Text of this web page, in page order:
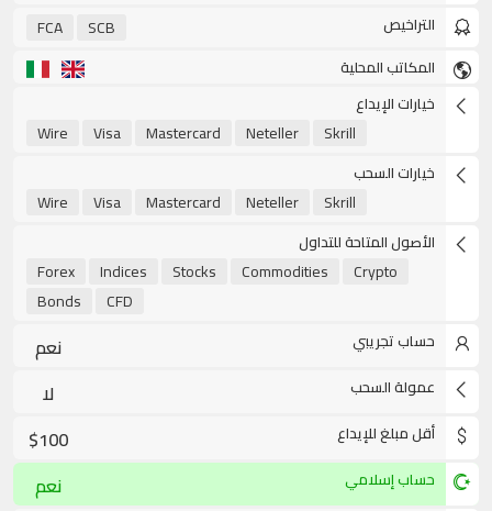
التراخيص FCA SCB
المكاتب المحلية
خيارات الإيداع
Wire Visa Mastercard Neteller Skrill
خيارات السحب
Wire Visa Mastercard Neteller Skrill
الأصول المتاحة للتداول
Forex Indices Stocks Commodities
Crypto
Bonds
CFD
حساب تجريبي نعم
عمولة السحب لا
أقل مبلغ للإيداع $100
حساب إسلامي نعم